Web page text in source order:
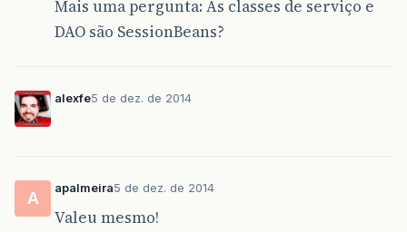
Mais uma pergunta: As classes de serviço e
DAO são SessionBeans?
alexfe5 de dez. de 2014
A
apalmeira5 de dez. de 2014
Valeu mesmo!